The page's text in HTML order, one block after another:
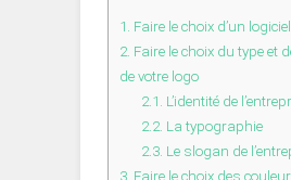
1. Faire le choix d’un
2. Faire le choix du type et
de votre logo
2.1. L’identité de
2.2. La typographie
2.3. Le slogan de
3. Faire le choix des